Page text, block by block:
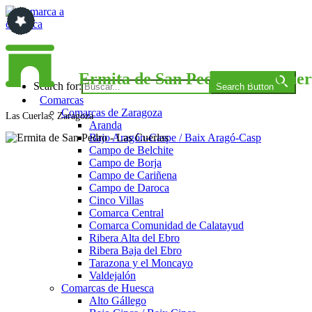
Saltar
al
contenido
Comarca a comarca
Search for: Search Button
Comarcas
Comarcas de Zaragoza
Aranda
Bajo Aragón-Caspe / Baix Aragó-Casp
Campo de Belchite
Campo de Borja
Campo de Cariñena
Campo de Daroca
Cinco Villas
Comarca Central
Comarca Comunidad de Calatayud
Ribera Alta del Ebro
Ribera Baja del Ebro
Tarazona y el Moncayo
Valdejalón
Comarcas de Huesca
Alto Gállego
Ermita de San Pedro – Las
Las Cuerlas, Zaragoza